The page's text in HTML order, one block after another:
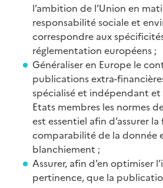
l’ambition de l’Union en
responsabilité sociale et
correspondre aux
réglementation européens ;
Généraliser en Europe le
publications extra-
spécialisé et indépendant
Etats membres les normes
est essentiel afin d’assurer
comparabilité de la donnée
blanchiement ;
Assurer, afin d’en optimiser
pertinence, que la